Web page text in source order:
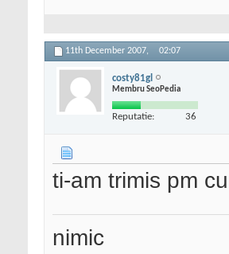
11th December 2007, 02:07
costy81gl
Membru SeoPedia
Reputatie: 36
ti-am trimis pm
nimic